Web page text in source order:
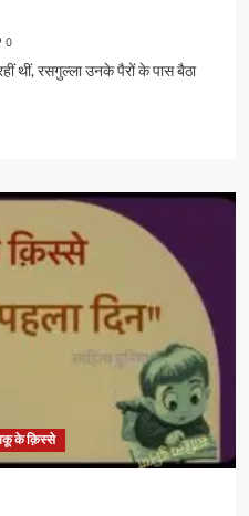
0
थीं, रसगुल्ला उनके पैरों के पास बैठा
के क़िस्से